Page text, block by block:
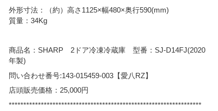
外形寸法：（約）高さ1125×幅480×奥行590(mm)
質量：34Kg
商品名：SHARP 2ドア冷凍冷蔵庫 型番：SJ-D14FJ(2020
年製)
問い合わせ番号:143-015459-003【愛八RZ】
店頭販売価格：25,000円
******************************************************************